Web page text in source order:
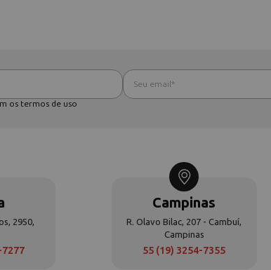
os termos de uso
2950,
7277
Campinas
R. Olavo Bilac, 207 - Cambuí,
Campinas
55 (19) 3254-7355